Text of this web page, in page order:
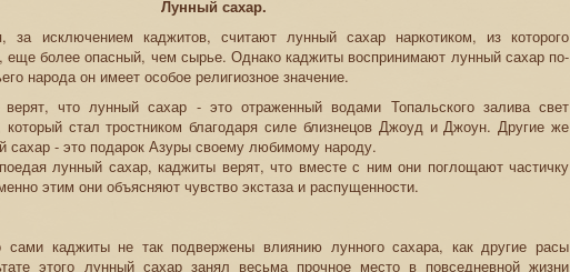
Лунный сахар.
за исключением каджитов, считают лунный сахар наркотиком, из которого
еще более опасный, чем сырье. Однако каджиты воспринимают лунный сахар по-
народа он имеет особое религиозное значение.
что лунный сахар - это отраженный водами Топальского залива свет
стал тростником благодаря силе близнецов Джоуд и Джоун. Другие же
сахар - это подарок Азуры своему любимому народу.
лунный сахар, каджиты верят, что вместе с ним они поглощают частичку
этим они объясняют чувство экстаза и распущенности.
сами каджиты не так подвержены влиянию лунного сахара, как другие расы
этого лунный сахар занял весьма прочное место в повседневной жизни